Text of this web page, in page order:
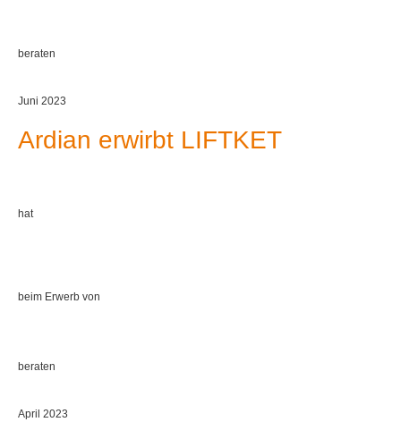
beraten
Juni 2023
Ardian erwirbt LIFTKET
hat
beim Erwerb von
beraten
April 2023